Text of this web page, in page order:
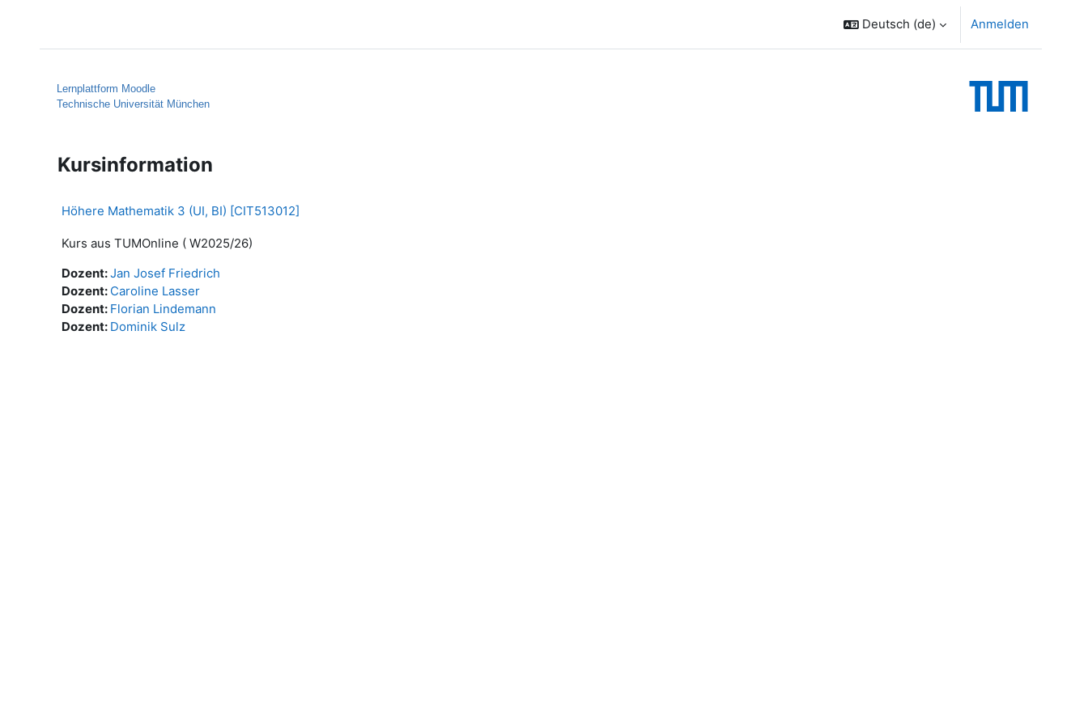
Deutsch ‎(de)‎ Anmelden
Lernplattform Moodle
Technische Universität München
Kursinformation
Höhere Mathematik 3 (UI, BI) [CIT513012]
Kurs aus TUMOnline ( W2025/26)
Dozent:Jan Josef Friedrich
Dozent: Caroline Lasser
Dozent: Florian Lindemann
Dozent: Dominik Sulz